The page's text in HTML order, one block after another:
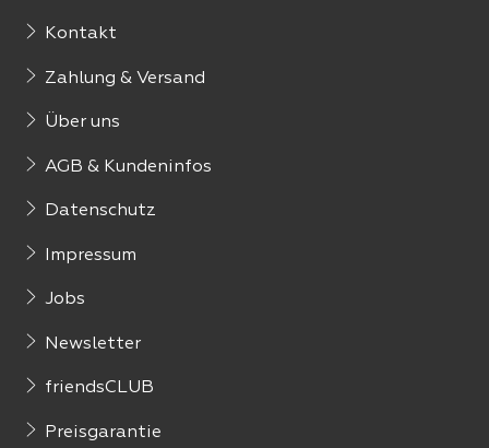
Kontakt
Zahlung & Versand
Über uns
AGB & Kundeninfos
Datenschutz
Impressum
Jobs
Newsletter
friendsCLUB
Preisgarantie